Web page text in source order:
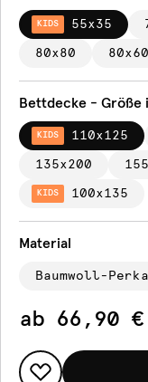
KIDS 55x35
80x80 80x60
Bettdecke - Größe
KIDS 110x125
135x200
KIDS 100x135
Material
Baumwoll-
ab 66,90 €